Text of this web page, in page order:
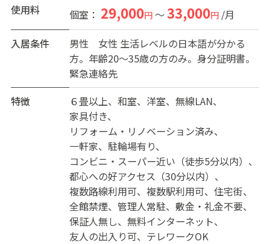
【お部屋について（全室個室）】
鍵付き個室、エアコン、ベッド、テーブル、椅子、室内
物干し、カーテン付き。
ベランダ付き1室、クローゼット付き4室。
アットホームなリビング（大型TV、冷蔵庫、電子レン
ジ、トースター、炊飯器2台、ポット、コタツテーブル）
ドラム式洗濯機、浴槽付きバスルーム、洗面台、トイ
レ、自転車置き場。
たまに猫が遊びに来ることがあります。
防犯カメラ設置で安心。
内覧やご相談など、お気軽にお問い合わせください。
使用料 個室： 29,000円～33,000円/月
入居条件
男性 女性 生活レベルの日本語が分かる
方。年齢20～35歳の方のみ。身分証明書。
緊急連絡先
特徴
６畳以上 和室 洋室
無線LAN
家具付き
リフォーム・リノベーション済み
一軒家
駐輪場有り
コンビニ・スーパー近い（徒歩5分以内）
都心への好アクセス（30分以内）
複数路線利用可
複数駅利用可
住宅街
全館禁煙
管理人常駐
敷金・礼金不要
保証人無し
無料インターネット
友人の出入り可
テレワークOK